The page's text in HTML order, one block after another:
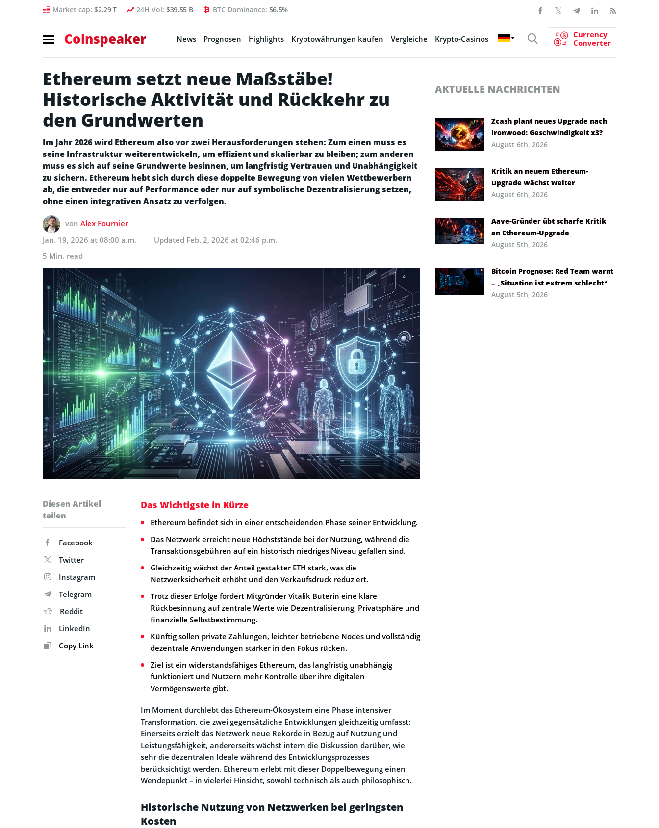
Market cap: $2.29 T 24H Vol: $39.55 B BTC Dominance: 56.5%
Coinspeaker News Prognosen Highlights Kryptowährungen kaufen Vergleiche Krypto-Casinos
Currency
Converter
Ethereum setzt neue Maßstäbe!
Historische Aktivität und Rückkehr zu
den Grundwerten
Im Jahr 2026 wird Ethereum also vor zwei Herausforderungen stehen: Zum einen muss es
seine Infrastruktur weiterentwickeln, um effizient und skalierbar zu bleiben; zum anderen
muss es sich auf seine Grundwerte besinnen, um langfristig Vertrauen und Unabhängigkeit
zu sichern. Ethereum hebt sich durch diese doppelte Bewegung von vielen Wettbewerbern
ab, die entweder nur auf Performance oder nur auf symbolische Dezentralisierung setzen,
ohne einen integrativen Ansatz zu verfolgen.
von Alex Fournier
Jan. 19, 2026 at 08:00 a.m.
Updated Feb. 2, 2026 at 02:46 p.m.
5 Min. read
Diesen Artikel
teilen
Facebook
Twitter
Instagram
Telegram
Reddit
LinkedIn
Copy Link
Das Wichtigste in Kürze
Ethereum befindet sich in einer entscheidenden Phase seiner Entwicklung.
Das Netzwerk erreicht neue Höchststände bei der Nutzung, während die
Transaktionsgebühren auf ein historisch niedriges Niveau gefallen sind.
Gleichzeitig wächst der Anteil gestakter ETH stark, was die
Netzwerksicherheit erhöht und den Verkaufsdruck reduziert.
Trotz dieser Erfolge fordert Mitgründer Vitalik Buterin eine klare
Rückbesinnung auf zentrale Werte wie Dezentralisierung, Privatsphäre und
finanzielle Selbstbestimmung.
Künftig sollen private Zahlungen, leichter betriebene Nodes und vollständig
dezentrale Anwendungen stärker in den Fokus rücken.
Ziel ist ein widerstandsfähiges Ethereum, das langfristig unabhängig
funktioniert und Nutzern mehr Kontrolle über ihre digitalen
Vermögenswerte gibt.
Im Moment durchlebt das Ethereum-Ökosystem eine Phase intensiver
Transformation, die zwei gegensätzliche Entwicklungen gleichzeitig umfasst:
Einerseits erzielt das Netzwerk neue Rekorde in Bezug auf Nutzung und
Leistungsfähigkeit, andererseits wächst intern die Diskussion darüber, wie
sehr die dezentralen Ideale während des Entwicklungsprozesses
berücksichtigt werden. Ethereum erlebt mit dieser Doppelbewegung einen
Wendepunkt – in vielerlei Hinsicht, sowohl technisch als auch philosophisch.
Historische Nutzung von Netzwerken bei geringsten
Kosten
AKTUELLE NACHRICHTEN
Zcash plant neues Upgrade nach
Ironwood: Geschwindigkeit x3?
August 6th, 2026
Kritik an neuem Ethereum-
Upgrade wächst weiter
August 6th, 2026
Aave-Gründer übt scharfe Kritik
an Ethereum-Upgrade
August 5th, 2026
Bitcoin Prognose: Red Team warnt
– „Situation ist extrem schlecht“
August 5th, 2026